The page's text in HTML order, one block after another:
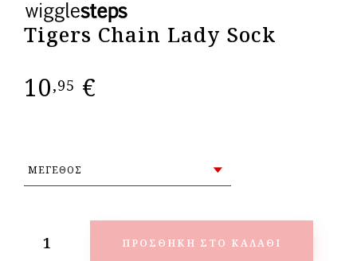
Tigers Chain Lady Sock
10,95 €
ΠΡΟΣΘΉΚΗ ΣΤΟ ΚΑΛΆΘΙ